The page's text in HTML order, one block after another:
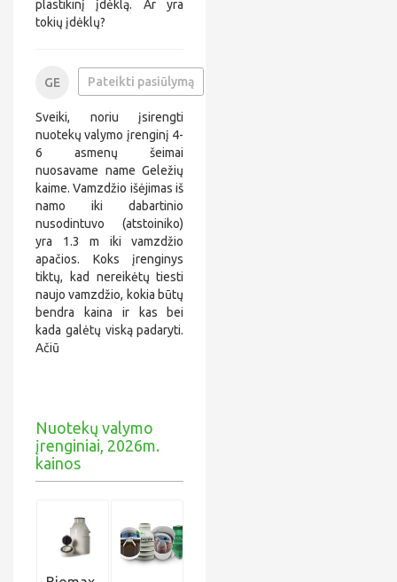
m
5
5
*
@
*
o
o
m
plastikinį įdėklą. Ar yra
tokių įdėklų?
GE
*
*
*
6
6
*
*
*
*
*
*
*
i
l
c
m
Pateikti pasiūlymą
Sveiki, noriu įsirengti
nuotekų valymo įrenginį 4-
6 asmenų šeimai
nuosavame name Geležių
kaime. Vamzdžio išėjimas iš
namo iki dabartinio
nusodintuvo (atstoiniko)
yra 1.3 m iki vamzdžio
apačios. Koks įrenginys
tiktų, kad nereikėtų tiesti
naujo vamzdžio, kokia būtų
bendra kaina ir kas bei
kada galėtų viską padaryti.
Ačiū
Nuotekų valymo
įrenginiai, 2026m.
kainos